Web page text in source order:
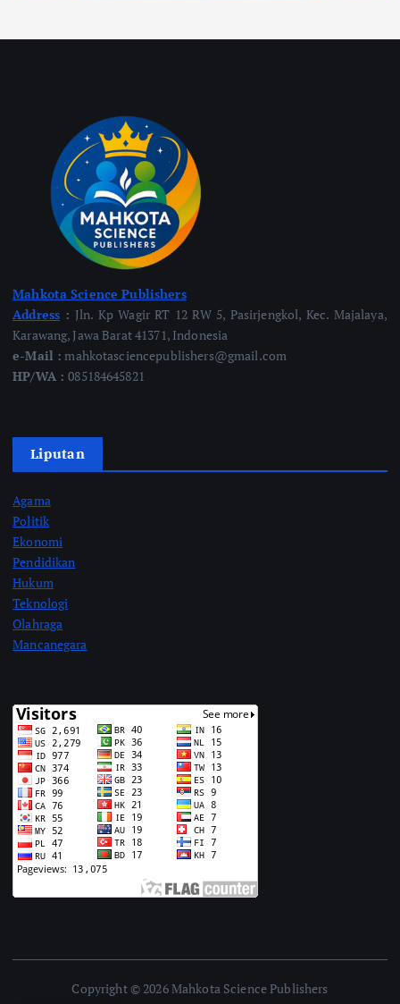
Mahkota Science Publishers
Address : Jln. Kp Wagir RT 12 RW 5, Pasirjengkol, Kec. Majalaya,
Karawang, Jawa Barat 41371, Indonesia
e-Mail : mahkotasciencepublishers@gmail.com
HP/WA :085184645821
Liputan
Agama
Politik
Ekonomi
Pendidikan
Hukum
Teknologi
Olahraga
Mancanegara
Copyright © 2026 Mahkota Science Publishers